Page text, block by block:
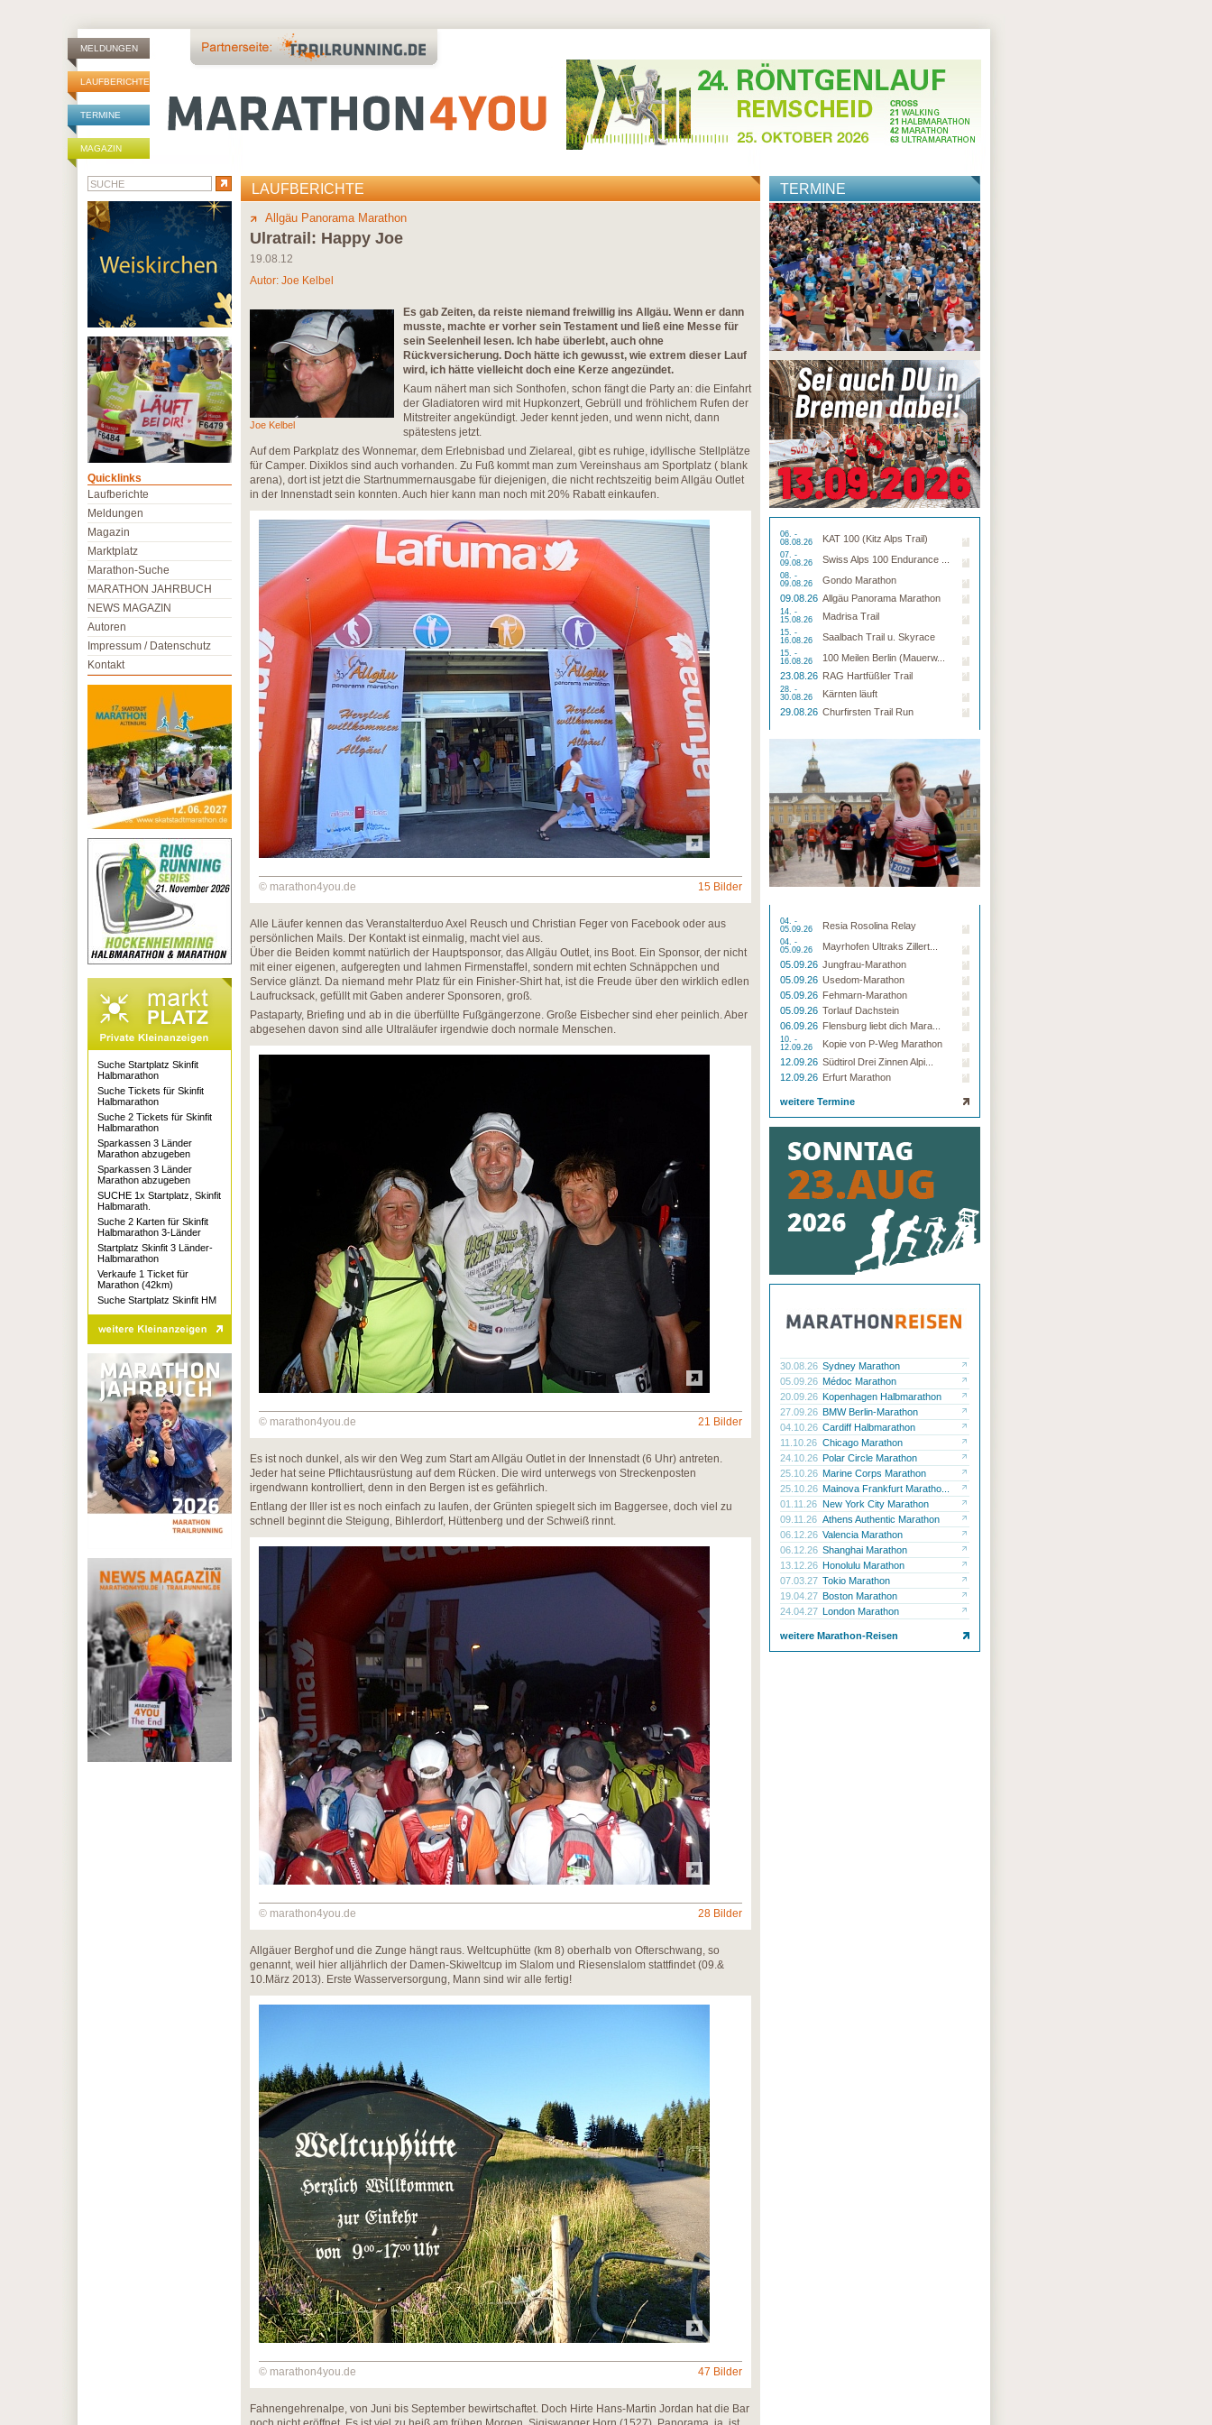
MELDUNGEN
LAUFBERICHTE
TERMINE
MAGAZIN
LAUFBERICHTE
Allgäu Panorama Marathon
Ulratrail: Happy Joe
19.08.12
Autor: Joe Kelbel
Joe Kelbel
Es gab Zeiten, da reiste niemand freiwillig ins Allgäu. Wenn er dann
musste, machte er vorher sein Testament und ließ eine Messe für
sein Seelenheil lesen. Ich habe überlebt, auch ohne
Rückversicherung. Doch hätte ich gewusst, wie extrem dieser Lauf
wird, ich hätte vielleicht doch eine Kerze angezündet.
Kaum nähert man sich Sonthofen, schon fängt die Party an: die Einfahrt
der Gladiatoren wird mit Hupkonzert, Gebrüll und fröhlichem Rufen der
Mitstreiter angekündigt. Jeder kennt jeden, und wenn nicht, dann
spätestens jetzt.
Auf dem Parkplatz des Wonnemar, dem Erlebnisbad und Zielareal, gibt es ruhige, idyllische Stellplätze
für Camper. Dixiklos sind auch vorhanden. Zu Fuß kommt man zum Vereinshaus am Sportplatz ( blank
arena), dort ist jetzt die Startnummernausgabe für diejenigen, die nicht rechtszeitig beim Allgäu Outlet
in der Innenstadt sein konnten. Auch hier kann man noch mit 20% Rabatt einkaufen.
© marathon4you.de 15 Bilder
Alle Läufer kennen das Veranstalterduo Axel Reusch und Christian Feger von Facebook oder aus
persönlichen Mails. Der Kontakt ist einmalig, macht viel aus.
Über die Beiden kommt natürlich der Hauptsponsor, das Allgäu Outlet, ins Boot. Ein Sponsor, der nicht
mit einer eigenen, aufgeregten und lahmen Firmenstaffel, sondern mit echten Schnäppchen und
Service glänzt. Da niemand mehr Platz für ein Finisher-Shirt hat, ist die Freude über den wirklich edlen
Laufrucksack, gefüllt mit Gaben anderer Sponsoren, groß.
Pastaparty, Briefing und ab in die überfüllte Fußgängerzone. Große Eisbecher sind eher peinlich. Aber
abgesehen davon sind alle Ultraläufer irgendwie doch normale Menschen.
© marathon4you.de 21 Bilder
Es ist noch dunkel, als wir den Weg zum Start am Allgäu Outlet in der Innenstadt (6 Uhr) antreten.
Jeder hat seine Pflichtausrüstung auf dem Rücken. Die wird unterwegs von Streckenposten
irgendwann kontrolliert, denn in den Bergen ist es gefährlich.
Entlang der Iller ist es noch einfach zu laufen, der Grünten spiegelt sich im Baggersee, doch viel zu
schnell beginnt die Steigung, Bihlerdorf, Hüttenberg und der Schweiß rinnt.
© marathon4you.de 28 Bilder
Allgäuer Berghof und die Zunge hängt raus. Weltcuphütte (km 8) oberhalb von Ofterschwang, so
genannt, weil hier alljährlich der Damen-Skiweltcup im Slalom und Riesenslalom stattfindet (09.&
10.März 2013). Erste Wasserversorgung, Mann sind wir alle fertig!
© marathon4you.de 47 Bilder
Fahnengehrenalpe, von Juni bis September bewirtschaftet. Doch Hirte Hans-Martin Jordan hat die Bar
TERMINE
06. -
08.08.26
KAT 100 (Kitz Alps Trail)
07. -
09.08.26
Swiss Alps 100 Endurance ...
08. -
09.08.26
Gondo Marathon
09.08.26 Allgäu Panorama Marathon
14. -
15.08.26
Madrisa Trail
15. -
16.08.26
Saalbach Trail u. Skyrace
15. -
16.08.26
100 Meilen Berlin (Mauerw...
23.08.26 RAG Hartfüßler Trail
28. -
30.08.26
Kärnten läuft
29.08.26 Churfirsten Trail Run
04. -
05.09.26
Resia Rosolina Relay
04. -
05.09.26
Mayrhofen Ultraks Zillert...
05.09.26 Jungfrau-Marathon
05.09.26 Usedom-Marathon
05.09.26 Fehmarn-Marathon
05.09.26 Torlauf Dachstein
06.09.26 Flensburg liebt dich Mara...
10. -
12.09.26
Kopie von P-Weg Marathon
12.09.26 Südtirol Drei Zinnen Alpi...
12.09.26 Erfurt Marathon
weitere Termine
30.08.26 Sydney Marathon
05.09.26 Médoc Marathon
20.09.26 Kopenhagen Halbmarathon
27.09.26 BMW Berlin-Marathon
04.10.26 Cardiff Halbmarathon
11.10.26 Chicago Marathon
24.10.26 Polar Circle Marathon
25.10.26 Marine Corps Marathon
25.10.26 Mainova Frankfurt Maratho...
01.11.26 New York City Marathon
09.11.26 Athens Authentic Marathon
06.12.26 Valencia Marathon
06.12.26 Shanghai Marathon
13.12.26 Honolulu Marathon
07.03.27 Tokio Marathon
19.04.27 Boston Marathon
24.04.27 London Marathon
weitere Marathon-Reisen
Quicklinks
Laufberichte
Meldungen
Magazin
Marktplatz
Marathon-Suche
MARATHON JAHRBUCH
NEWS MAGAZIN
Autoren
Impressum / Datenschutz
Kontakt
Suche Startplatz Skinfit
Halbmarathon
Suche Tickets für Skinfit
Halbmarathon
Suche 2 Tickets für Skinfit
Halbmarathon
Sparkassen 3 Länder
Marathon abzugeben
Sparkassen 3 Länder
Marathon abzugeben
SUCHE 1x Startplatz, Skinfit
Halbmarath.
Suche 2 Karten für Skinfit
Halbmarathon 3-Länder
Startplatz Skinfit 3 Länder-
Halbmarathon
Verkaufe 1 Ticket für
Marathon (42km)
Suche Startplatz Skinfit HM